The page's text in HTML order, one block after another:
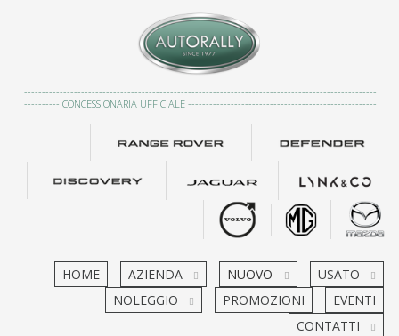
---------------------------------------------------------------------------------------------------
---------- CONCESSIONARIA UFFICIALE -----------------------------------------------------
--------------------------------------------------------------
HOME AZIENDA NUOVO
USATO
NOLEGGIO
PROMOZIONI
EVENTI
CONTATTI